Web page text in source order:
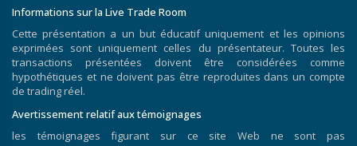
Informations sur la Live Trade Room
Cette présentation a un but éducatif uniquement et les opinions
exprimées sont uniquement celles du présentateur. Toutes les
transactions présentées doivent être considérées comme
hypothétiques et ne doivent pas être reproduites dans un compte
de trading réel.
Avertissement relatif aux témoignages
les témoignages figurant sur ce site Web ne sont pas